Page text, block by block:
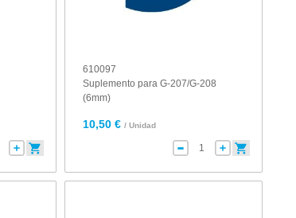
610097
Suplemento para G-207/G-208
(6mm)
10,50 € / Unidad